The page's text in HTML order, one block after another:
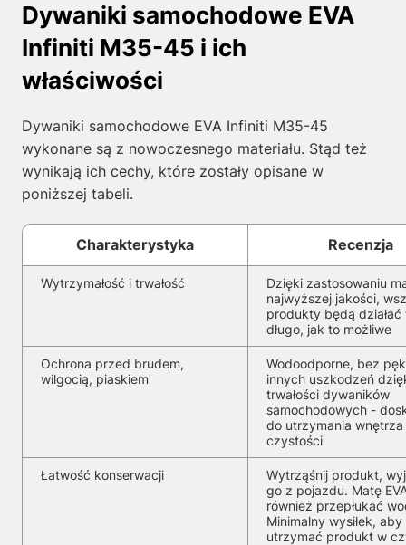
Dywaniki samochodowe EVA
Infiniti M35-45 i ich
właściwości
Dywaniki samochodowe EVA Infiniti M35-45
wykonane są z nowoczesnego materiału. Stąd też
wynikają ich cechy, które zostały opisane w
poniższej tabeli.
Charakterystyka Recenzja
Wytrzymałość i trwałość
Dzięki zastosowaniu
najwyższej jakości,
produkty będą działać
długo, jak to możliwe
Ochrona przed brudem,
wilgocią, piaskiem
Wodoodporne, bez
innych uszkodzeń
trwałości dywaników
samochodowych -
do utrzymania wnętrza
czystości
Łatwość konserwacji
Wytrząśnij produkt,
go z pojazdu. Matę
również przepłukać
Minimalny wysiłek, aby
utrzymać produkt w